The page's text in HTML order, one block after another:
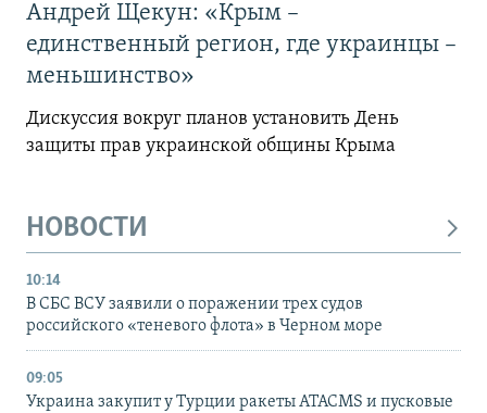
Андрей Щекун: «Крым –
единственный регион, где украинцы –
меньшинство»
Дискуссия вокруг планов установить День
защиты прав украинской общины Крыма
НОВОСТИ
10:14
В СБС ВСУ заявили о поражении трех судов
российского «теневого флота» в Черном море
09:05
Украина закупит у Турции ракеты ATACMS и пусковые